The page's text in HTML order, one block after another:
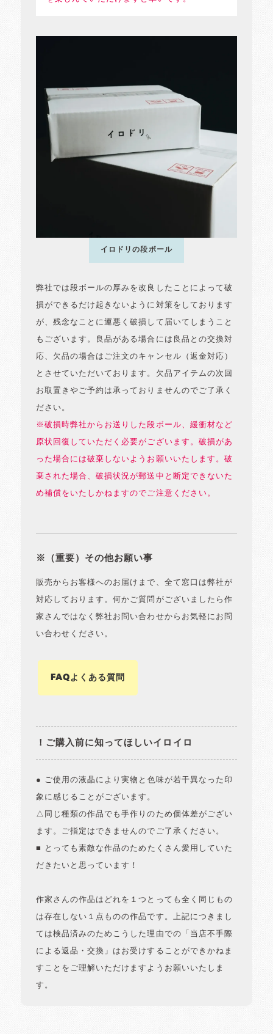
イロドリの段ボール
弊社では段ボールの厚みを改良したことによって破
損ができるだけ起きないように対策をしております
が、残念なことに運悪く破損して届いてしまうこと
もございます。良品がある場合には良品との交換対
応、欠品の場合はご注文のキャンセル（返金対応）
とさせていただいております。欠品アイテムの次回
お取置きやご予約は承っておりませんのでご了承く
ださい。
※破損時弊社からお送りした段ボール、緩衝材など
原状回復していただく必要がございます。破損があ
った場合には破棄しないようお願いいたします。破
棄された場合、破損状況が郵送中と断定できないた
め補償をいたしかねますのでご注意ください。
※（重要）その他お願い事
販売からお客様へのお届けまで、全て窓口は弊社が
対応しております。何かご質問がございましたら作
家さんではなく弊社お問い合わせからお気軽にお問
い合わせください。
FAQよくある質問
！ご購入前に知ってほしいイロイロ
● ご使用の液晶により実物と色味が若干異なった印
象に感じることがございます。
△同じ種類の作品でも手作りのため個体差がござい
ます。ご指定はできませんのでご了承ください。
■ とっても素敵な作品のためたくさん愛用していた
だきたいと思っています！
作家さんの作品はどれを１つとっても全く同じもの
は存在しない１点ものの作品です。上記につきまし
ては検品済みのためこうした理由での「当店不手際
による返品・交換」はお受けすることができかねま
すことをご理解いただけますようお願いいたしま
す。